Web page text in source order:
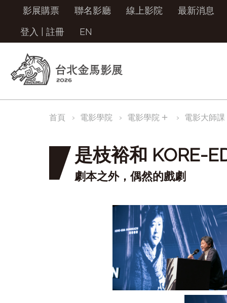
影展購票 聯名影廳 線上影院
最新消息
登入
註冊 EN
首頁 電影學院 電影學院＋ 電影大師課
是枝裕和 KORE-
劇本之外，偶然的戲劇